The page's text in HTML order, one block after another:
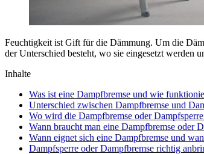
Feuchtigkeit ist Gift für die Dämmung. Um die
der Unterschied besteht, wo sie eingesetzt werden
Inhalte
Was ist eine Dampfbremse und wie
Unterschied zwischen Dampfbremse und
Wo wird die Dampfbremse oder
Wann braucht man eine Dampfbremse oder
Wann eignet sich eine Dampfbremse und
Dampfsperre oder Dampfbremse richtig